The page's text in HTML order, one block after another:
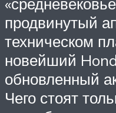
продвинутый
техническом
новейший
обновленный
Чего стоят